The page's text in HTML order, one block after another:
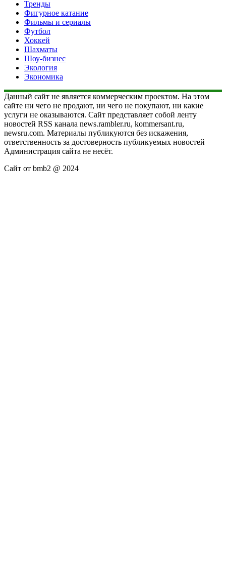
Тренды
Фигурное катание
Фильмы и сериалы
Футбол
Хоккей
Шахматы
Шоу-бизнес
Экология
Экономика
Данный сайт не является коммерческим проектом. На этом
сайте ни чего не продают, ни чего не покупают, ни какие
услуги не оказываются. Сайт представляет собой ленту
новостей RSS канала news.rambler.ru, kommersant.ru,
newsru.com. Материалы публикуются без искажения,
ответственность за достоверность публикуемых новостей
Администрация сайта не несёт.
Сайт от bmb2 @ 2024